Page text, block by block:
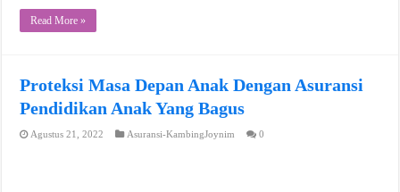
Read More »
Proteksi Masa Depan Anak Dengan Asuransi
Pendidikan Anak Yang Bagus
Agustus 21, 2022 Asuransi-KambingJoynim 0